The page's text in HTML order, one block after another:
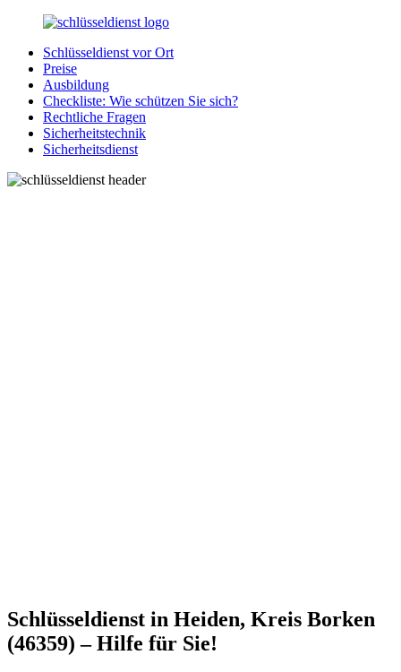
Zurück
Inhalt
SchluesseldienstDirekt.de
Ihre
Notlage
wird
gelöst!
Schlüsseldienst vor Ort
Preise
Ausbildung
Checkliste: Wie schützen Sie sich?
Rechtliche Fragen
Sicherheitstechnik
Sicherheitsdienst
Schlüsseldienst in Heiden, Kreis Borken
(46359) – Hilfe für Sie!